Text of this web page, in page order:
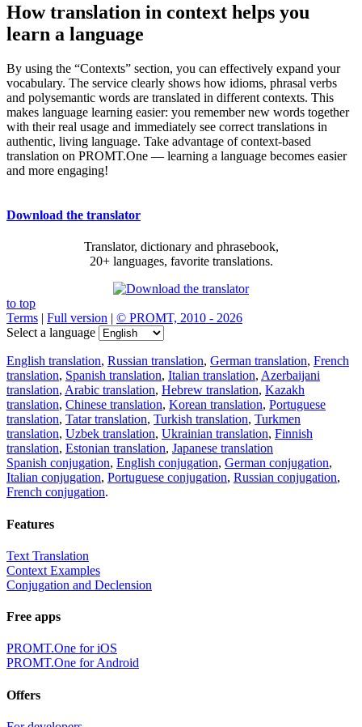
How translation in context helps you
learn a language
By using the “Contexts” section, you can effectively expand your
vocabulary. The service clearly shows how idioms, phrasal verbs
and polysemantic words are translated in different contexts. This
makes language learning easier: you remember new words together
with their real usage and immediately see correct translations in
authentic, living language. Take advantage of context-based
translation on PROMT.One — learning a language becomes easier
and more engaging!
Download the translator
Translator, dictionary and phrasebook,
20+ languages, favorite translations.
to top
Terms | Full version | © PROMT, 2010 - 2026
Select a language
English translation, Russian translation, German translation, French
translation, Spanish translation, Italian translation, Azerbaijani
translation, Arabic translation, Hebrew translation, Kazakh
translation, Chinese translation, Korean translation, Portuguese
translation, Tatar translation, Turkish translation, Turkmen
translation, Uzbek translation, Ukrainian translation, Finnish
translation, Estonian translation, Japanese translation
Spanish conjugation, English conjugation, German conjugation,
Italian conjugation, Portuguese conjugation, Russian conjugation,
French conjugation.
Features
Text Translation
Context Examples
Conjugation and Declension
Free apps
PROMT.One for iOS
PROMT.One for Android
Offers